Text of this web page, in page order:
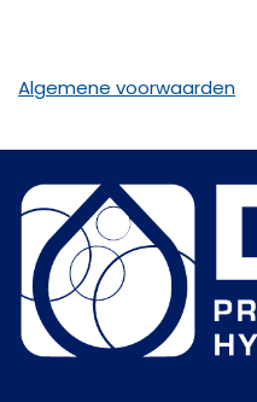
Algemene voorwaarden